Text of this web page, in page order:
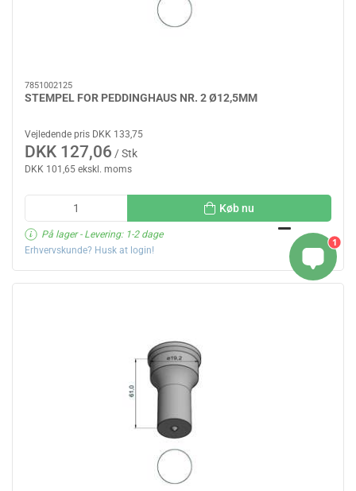
7851002125
STEMPEL FOR PEDDINGHAUS NR. 2 Ø12,5MM
Vejledende pris DKK 133,75
DKK 127,06 / Stk
DKK 101,65 ekskl. moms
Køb nu
På lager- Levering: 1-2 dage
Erhvervskunde? Husk at login!
1